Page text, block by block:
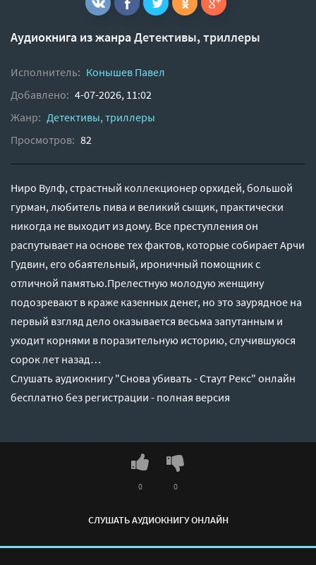
Аудиокнига из жанраДетективы, триллеры
Исполнитель: Конышев Павел
Добавлено: 4-07-2026, 11:02
Жанр: Детективы, триллеры
Просмотров: 82
Ниро Вулф, страстный коллекционер орхидей, большой
гурман, любитель пива и великий сыщик, практически
никогда не выходит из дому. Все преступления он
распутывает на основе тех фактов, которые собирает Арчи
Гудвин, его обаятельный, ироничный помощник с
отличной памятью.Прелестную молодую женщину
подозревают в краже казенных денег, но это заурядное на
первый взгляд дело оказывается весьма запутанным и
уходит корнями в поразительную историю, случившуюся
сорок лет назад…
Слушать аудиокнигу "Снова убивать - Стаут Рекс" онлайн
бесплатно без регистрации - полная версия
СЛУШАТЬ АУДИОКНИГУ ОНЛАЙН
0 0